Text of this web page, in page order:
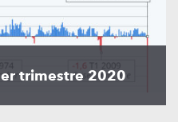
trimestre 2020